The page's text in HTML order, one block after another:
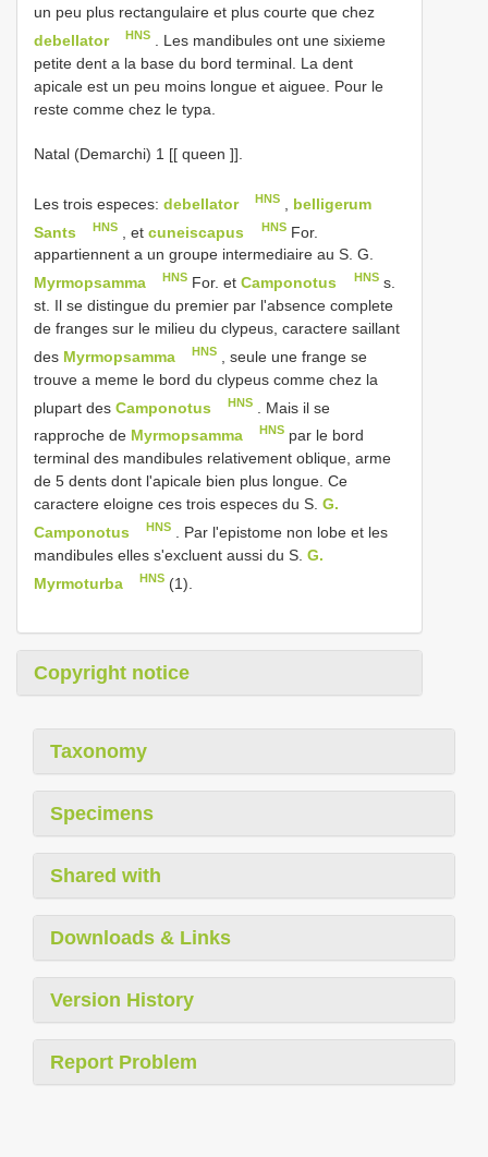
un peu plus rectangulaire et plus courte que chez
debellator
HNS
. Les mandibules ont une sixieme
petite dent a la base du bord terminal. La dent
apicale est un peu moins longue et aiguee. Pour le
reste comme chez le typa.
Natal (Demarchi) 1 [[ queen ]].
Les trois especes: debellator HNS
belligerum
Sants
HNS , etcuneiscapus HNSFor.
appartiennent a un groupe intermediaire au S. G.
Myrmopsamma
HNS For. etCamponotus HNSs.
st. Il se distingue du premier par l'absence complete
de franges sur le milieu du clypeus, caractere saillant
des Myrmopsamma HNS
, seule une frange se
trouve a meme le bord du clypeus comme chez la
plupart des Camponotus HNS
. Mais il se
rapproche de Myrmopsamma HNS par le bord
terminal des mandibules relativement oblique, arme
de 5 dents dont l'apicale bien plus longue. Ce
caractere eloigne ces trois especes du S. G.
Camponotus
HNS
. Par l'epistome non lobe et les
mandibules elles s'excluent aussi du S. G.
Myrmoturba
HNS (1).
Copyright notice
Taxonomy
Specimens
Shared with
Downloads & Links
Version History
Report Problem